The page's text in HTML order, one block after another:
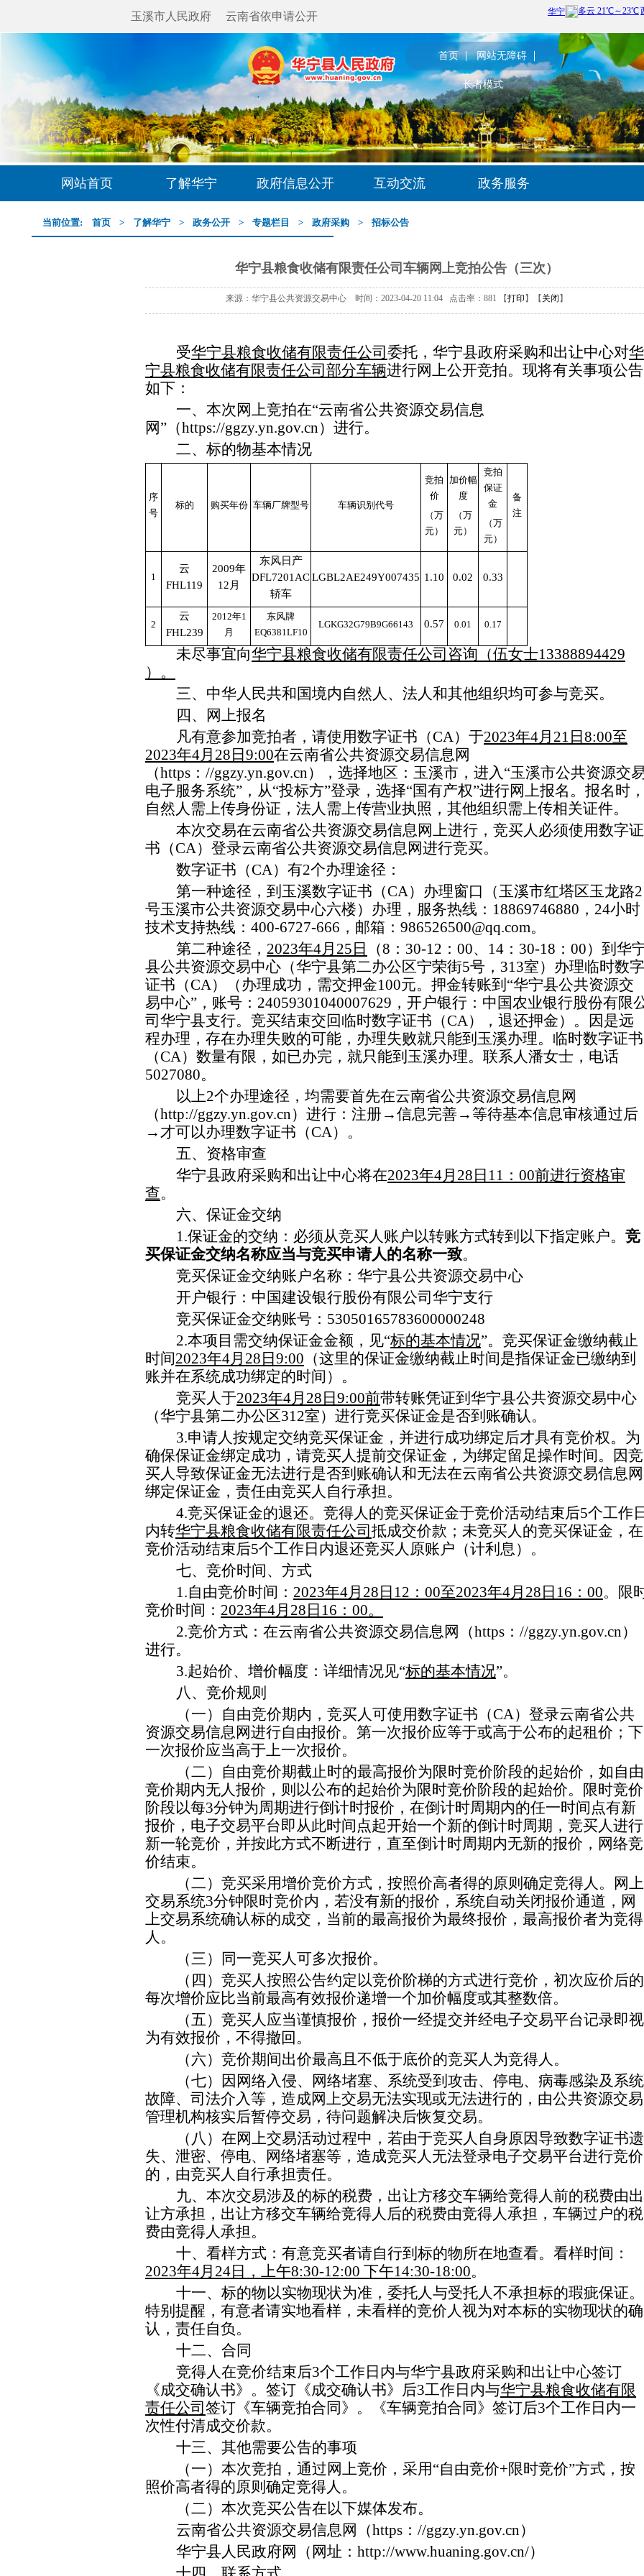
玉溪市人民政府 云南省依申请公开
首页 网站无障碍
长者模式
网站首页 了解华宁 政府信息公开 互动交流 政务服务
当前位置: 首页 > 了解华宁 > 政务公开 > 专题栏目 > 政府采购 > 招标公告
华宁县粮食收储有限责任公司车辆网上竞拍公告（三次）
来源：华宁县公共资源交易中心 时间：2023-04-20 11:04 点击率： 881 【打印 】【 关闭 】
受华宁县粮食收储有限责任公司 委托，华宁县政府采购和出让中心对华
宁县粮食收储有限责任公司部分车辆进行网上公开竞拍。现将有关事项公告
如下：
一、本次网上竞拍在“云南省公共资源交易信息
网”（https://ggzy.yn.gov.cn） 进行。
二、标的物基本情况
序
号
标的 购买年份 车辆厂牌型号 车辆识别代号
竞拍
价
（万
元）
加价幅
度
（万
元）
竞拍
保证
金
（万
元）
备
注
1
云
FHL119
2009年
12月
东风日产
DFL7201AC
轿车
LGBL2AE249Y007435 1.10 0.02 0.33
2
云
FHL239
2012年1
月
东风牌
EQ6381LF10
LGKG32G79B9G66143 0.57 0.01 0.17
未尽事宜向华宁县粮食收储有限责任公司咨询（伍女士13388894429
）。
三、 中华人民共和国境内自然人、法人和其他组织均可参与竞买。
四、网上报名
凡有意参加竞拍者，请使用数字证书（CA） 于2023年4月 21 日 8:00至
2023年4月 28 日 9:00在云南省公共资源交易信息网
（https ： //ggzy.yn.gov.cn），选择地区：玉溪市，进入“玉溪市公共资源交
电子服务系统” ，从“投标方”登录，选择“国有产权”进行网上报名 。报名时
自然人需上传身份证，法人需上传营业执照，其他组织需上传相关证件。
本次交易在云南省公共资源交易信息网上进行， 竞买人必须使用数字证
书 （CA） 登录云南省公共资源交易信息网进行竞买。
数字证书（CA）有2个办理途径：
第一种途径，到 玉溪数字证书（CA） 办理窗口 （玉溪市红塔区玉龙路2
号玉溪市公共资源交易中心六楼）办理， 服务热线： 18869746880 ， 24小时
技术支持热线： 400-6727-666 ，邮箱： 986526500@qq.com。
第二种途径， 2023年4月 25 日 （8 ： 30-12 ： 00、 14 ： 30-18 ： 00）到华
县公共资源交易中心（华宁县第二办公区宁荣街5号， 313室）办理临时数字
证书（CA）（办理成功，需交押金100元。押金转账到“华宁县公共资源交
易中心”，账号： 24059301040007629 ，开户银行：中国农业银行股份有限
司华宁县支行。竞买结束交回临时数字证书（CA），退还押金）。因是远
程办理，存在办理失败的可能，办理失败就只能到玉溪办理。临时数字证书
（CA）数量有限，如已办完，就只能到玉溪办理。联系人潘女士，电话
5027080。
以上2个办理途径，均需要首先在云南省公共资源交易信息网
（http://ggzy.yn.gov.cn）进行 ： 注册→信息完善→等待基本信息审核通过后
→才可以办理数字证书（CA） 。
五、资格审查
华宁县政府采购和出让中心将在2023年4月 28 日 11 ： 00前进行资格审
查。
六、保证金交纳
1.保证金的交纳：必须从竞买人账户以转账方式转到 以下指定账户。 竞
买保证金交纳名称应当与竞买申请人的名称一致。
竞买保证金交纳账户名称：华宁县公共资源交易中心
开户银行：中国建设银行股份有限公司华宁支行
竞买保证金交纳账号 ： 53050165783600000248
2.本项目需交纳保证金金额 ， 见“标的基本情况”。 竞买保证金缴纳截止
时间2023年4月 28 日 9:00 （这里的保证金缴纳截止时间是指保证金已缴纳到
账并在系统成功绑定的时间） 。
竞买人于2023年4月 28 日 9:00前带转账凭证到华宁县公共资源交易中心
（华宁县第二办公区312室）进行竞买保证金是否到账确认。
3.申请人按规定交纳竞买保证金， 并进行成功绑定后才具有竞价权。为
确保保证金绑定成功，请竞买人提前交保证金，为绑定留足操作时间。因竞
买人导致保证金无法进行是否到账确认和无法在云南省公共资源交易信息网
绑定保证金，责任由竞买人自行承担。
4.竞买保证金的退还。 竞得人的竞买保证金于竞价活动结束后5个工作
内转华宁县粮食收储有限责任公司 抵成交价款； 未竞买人的竞买保证金，在
竞价活动结束后5个工作日 内退还竞买人 原账户 （计利息）。
七、 竞价时间、方式
1.自由竞价时间 ： 2023年4月 28 日 12 ： 00至2023年4月 28 日 16 ： 00。限
竞价时间： 2023年4月 28 日 16 ： 00。
2.竞价方式： 在云南省公共资源交易信息网（https ： //ggzy.yn.gov.cn）
进行。
3.起始价、增价幅度：详细情况见“标的基本情况”。
八、竞价规则
（一）自由竞价期内， 竞买人可使用数字证书（CA） 登录云南省公共
资源交易信息网进行自由报价。第一次报价应等于或高于公布的起租价；下
一次报价应当高于上一次报价。
（二） 自由竞价期截止时的最高报价为限时竞价阶段的起始价，如自由
竞价期内无人报价，则以公布的起始价为限时竞价阶段的起始价。限时竞价
阶段以每3分钟为周期进行倒计时报价，在倒计时周期内的任一时间点有新
报价，电子交易平台即从此时间点起开始一个新的倒计时周期， 竞买人进行
新一轮竞价，并按此方式不断进行，直至倒计时周期内无新的报价，网络竞
价结束。
（二） 竞买采用增价竞价方式，按照价高者得的原则确定竞得人。网上
交易系统3分钟限时竞价内，若没有新的报价，系统自动关闭报价通道，网
上交易系统确认标的成交，当前的最高报价为最终报价，最高报价者为竞得
人。
（三）同一竞买人可多次报价。
（四） 竞买人按照公告约定以竞价阶梯的方式进行竞价，初次应价后的
每次增价应比当前最高有效报价递增一个加价幅度或其整数倍。
（五） 竞买人应当谨慎报价，报价一经提交并经电子交易平台记录即视
为有效报价，不得撤回 。
（六）竞价期间出价最高且不低于底价的竞买人为竞得人。
（七）因网络入侵、网络堵塞、系统受到攻击、停电、病毒感染及系统
故障、司法介入等，造成网上交易无法实现或无法进行的，由公共资源交易
管理机构核实后暂停交易，待问题解决后恢复交易。
（八）在网上交易活动过程中，若由于竞买人 自身原因导致数字证书遗
失、泄密、停电、网络堵塞等，造成竞买人无法登录电子交易平台进行竞价
的，由竞买人 自行承担责任。
九、本次交易涉及的标的税费，出让方移交车辆给竞得人前的税费由出
让方承担，出让方移交车辆给竞得人后的税费由竞得人承担，车辆过户的税
费由竞得人承担。
十、看样方式：有意竞买者请自行到标的物所在地查看。看样时间：
2023年4月 24日，上午8:30-12:00 下午14:30-18:00。
十一、标的物以实物现状为准，委托人与受托人不承担标的瑕疵保证。
特别提醒，有意者请实地看样，未看样的竞价人视为对本标的实物现状的确
认，责任自负。
十二、 合同
竞得人在竞价结束后3个工作日 内与华宁县政府采购和出让中心签订
《成交确认书》。签订《成交确认书》后3工作日 内与华宁县粮食收储有限
责任公司 签订《车辆竞拍合同》。《车辆竞拍合同》签订后3个工作日 内一
次性付清成交价款。
十三、 其他需要公告的事项
（一）本次竞拍， 通过网上竞价，采用“自由竞价+限时竞价”方式，按
照价高者得的原则确定竞得人 。
（二）本次竞买公告在以下媒体发布。
云南省公共资源交易信息网（https ： //ggzy.yn.gov.cn）
华宁县人民政府网（网址： http://www.huaning.gov.cn/）